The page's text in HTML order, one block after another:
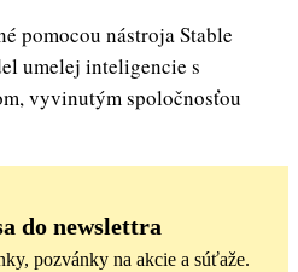
pomocou nástroja Stable
umelej inteligencie s
vyvinutým spoločnosťou
do newslettra
pozvánky na akcie a súťaže.